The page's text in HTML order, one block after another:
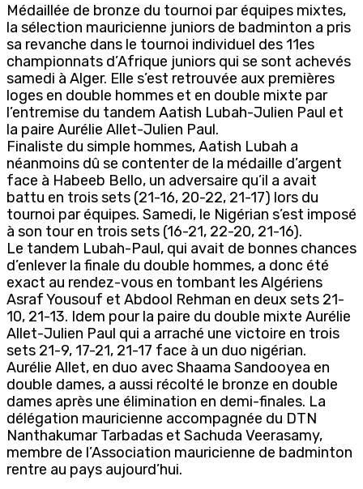
Médaillée de bronze du tournoi par équipes mixtes,
la sélection mauricienne juniors de badminton a pris
sa revanche dans le tournoi individuel des 11es
championnats d’Afrique juniors qui se sont achevés
samedi à Alger. Elle s’est retrouvée aux premières
loges en double hommes et en double mixte par
l’entremise du tandem Aatish Lubah-Julien Paul et
la paire Aurélie Allet-Julien Paul.
Finaliste du simple hommes, Aatish Lubah a
néanmoins dû se contenter de la médaille d’argent
face à Habeeb Bello, un adversaire qu’il a avait
battu en trois sets (21-16, 20-22, 21-17) lors du
tournoi par équipes. Samedi, le Nigérian s’est imposé
à son tour en trois sets (16-21, 22-20, 21-16).
Le tandem Lubah-Paul, qui avait de bonnes chances
d’enlever la finale du double hommes, a donc été
exact au rendez-vous en tombant les Algériens
Asraf Yousouf et Abdool Rehman en deux sets 21-
10, 21-13. Idem pour la paire du double mixte Aurélie
Allet-Julien Paul qui a arraché une victoire en trois
sets 21-9, 17-21, 21-17 face à un duo nigérian.
Aurélie Allet, en duo avec Shaama Sandooyea en
double dames, a aussi récolté le bronze en double
dames après une élimination en demi-finales. La
délégation mauricienne accompagnée du DTN
Nanthakumar Tarbadas et Sachuda Veerasamy,
membre de l’Association mauricienne de badminton
rentre au pays aujourd’hui.